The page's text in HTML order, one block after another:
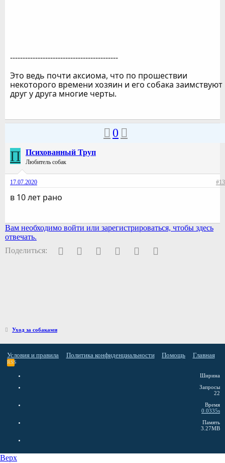
-------------------------------------------
Это ведь почти аксиома, что по прошествии
некоторого времени хозяин и его собака заимствуют
друг у друга многие черты.
0
П Психованный Труп
Любитель собак
17.07.2020 #13
в 10 лет рано
Вам необходимо войти или зарегистрироваться, чтобы здесь
отвечать.
Поделиться:
FacebookTwitter PinterestWhatsAppЭлектронная почта
Уход за собаками
Условия и правила Политика конфиденциальности Помощь Главная
RSS
Ширина
Запросы
22
Время
0.0335s
Память
3.27MB
Верх